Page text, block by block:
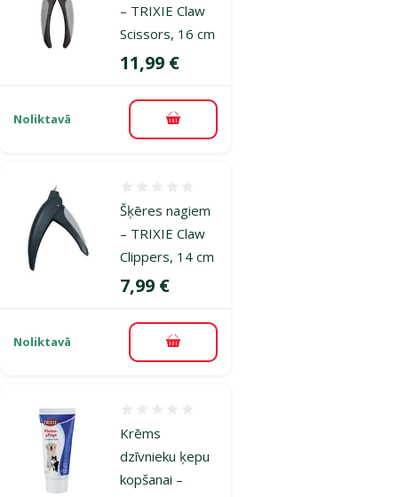
– TRIXIE Claw
Scissors, 16 cm
Cena
11,99 €
Noliktavā Pievienot grozam
Šķēres nagiem
– TRIXIE Claw
Clippers, 14 cm
Cena
7,99 €
Noliktavā Pievienot grozam
Krēms
dzīvnieku ķepu
kopšanai –